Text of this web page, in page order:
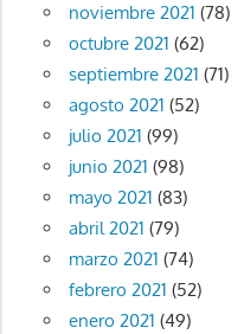
noviembre 2021 (78)
octubre 2021 (62)
septiembre 2021 (71)
agosto 2021 (52)
julio 2021 (99)
junio 2021 (98)
mayo 2021 (83)
abril 2021 (79)
marzo 2021 (74)
febrero 2021 (52)
enero 2021 (49)